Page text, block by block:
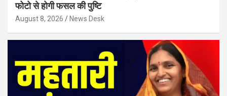
फोटो से होगी फसल की पुष्टि
August 8, 2026 News Desk